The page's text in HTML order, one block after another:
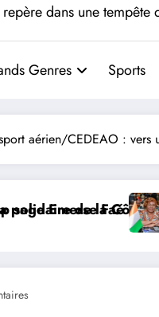
dans une tempête
Genres Sports
aérien/CEDEAO : vers
en Afriquemultilatérale :